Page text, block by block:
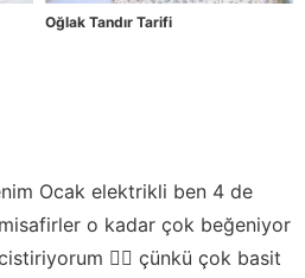
Oğlak Tandır Tarifi
Ocak elektrikli ben 4 de
misafirler o kadar çok beğeniyor
🤦‍♀️ çünkü çok basit